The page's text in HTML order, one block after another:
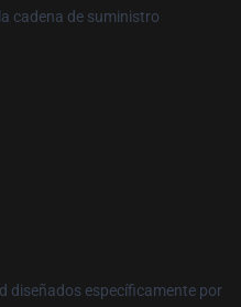
cadena de suministro
diseñados específicamente por